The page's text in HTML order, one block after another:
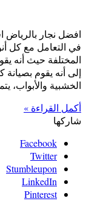
افضل نجار بالرياض
في التعامل مع كل
المختلفة حيث أنه
إلى أنه يقوم
الخشبية والأبواب،
أكمل القراءة »
شاركها
Facebook
Twitter
Stumbleupon
LinkedIn
Pinterest